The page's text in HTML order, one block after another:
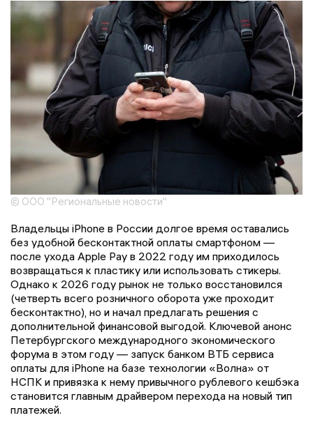
© ООО "Региональные новости"
Владельцы iPhone в России долгое время оставались
без удобной бесконтактной оплаты смартфоном —
после ухода Apple Pay в 2022 году им приходилось
возвращаться к пластику или использовать стикеры.
Однако к 2026 году рынок не только восстановился
(четверть всего розничного оборота уже проходит
бесконтактно), но и начал предлагать решения с
дополнительной финансовой выгодой. Ключевой анонс
Петербургского международного экономического
форума в этом году — запуск банком ВТБ сервиса
оплаты для iPhone на базе технологии «Волна» от
НСПК и привязка к нему привычного рублевого кешбэка
становится главным драйвером перехода на новый тип
платежей.